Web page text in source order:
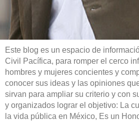
Este blog es un espacio de
Civil Pacífica, para romper el cerco
hombres y mujeres concientes y
conocer sus ideas y las opiniones
sirvan para ampliar su criterio y con
y organizados lograr el objetivo: La
la vida pública en México, Es un